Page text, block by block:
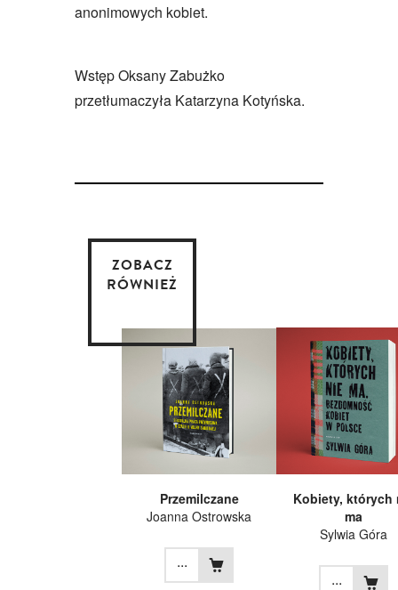
anonimowych kobiet.
Wstęp Oksany Zabużko
przetłumaczyła Katarzyna Kotyńska.
ZOBACZ
RÓWNIEŻ
Przemilczane
Joanna Ostrowska
...
Kobiety, których
ma
Sylwia Góra
...